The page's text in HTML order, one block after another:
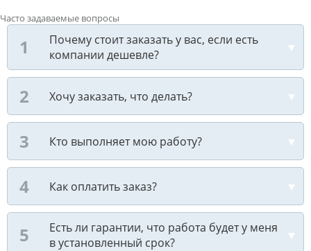
Часто задаваемые вопросы
Почему стоит заказать у вас, если есть
компании дешевле?
Хочу заказать, что делать?
Кто выполняет мою работу?
Как оплатить заказ?
Есть ли гарантии, что работа будет у меня
в установленный срок?